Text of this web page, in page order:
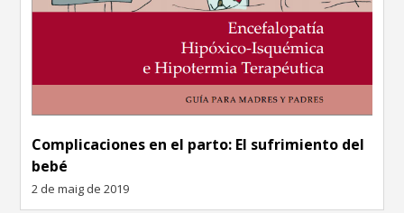
Complicaciones en el parto: El sufrimiento del
bebé
2 de maig de 2019